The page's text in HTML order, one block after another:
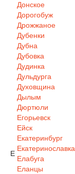
Донское
Дорогобуж
Дрожжаное
Дубенки
Дубна
Дубовка
Дудинка
Дульдурга
Духовщина
Дылым
Дюртюли
Е
Егорьевск
Ейск
Екатеринбург
Екатеринославка
Елабуга
Еланцы